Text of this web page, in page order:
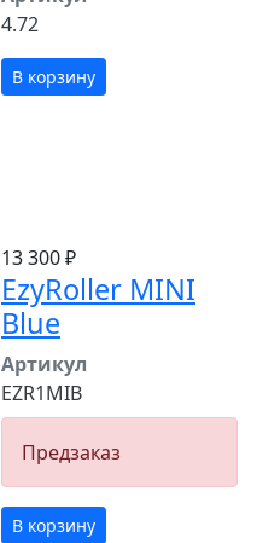
4.72
В корзину
13 300 ₽
EzyRoller MINI
Blue
Артикул
EZR1MIB
Предзаказ
В корзину